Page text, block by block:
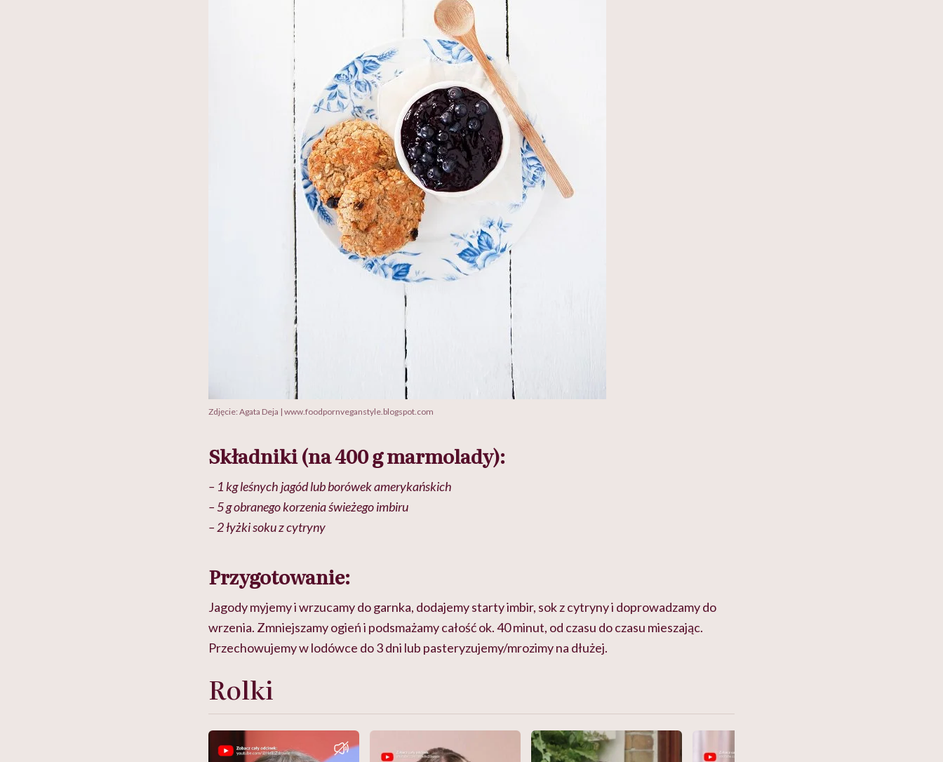
Zdjęcie: Agata Deja | www.foodpornveganstyle.blogspot.com
Składniki (na 400 g marmolady):
– 1 kg leśnych jagód lub borówek amerykańskich
– 5 g obranego korzenia świeżego imbiru
– 2 łyżki soku z cytryny
Przygotowanie:
Jagody myjemy i wrzucamy do garnka, dodajemy starty imbir, sok z cytryny i doprowadzamy do
wrzenia. Zmniejszamy ogień i podsmażamy całość ok. 40 minut, od czasu do czasu mieszając.
Przechowujemy w lodówce do 3 dni lub pasteryzujemy/mrozimy na dłużej.
Rolki